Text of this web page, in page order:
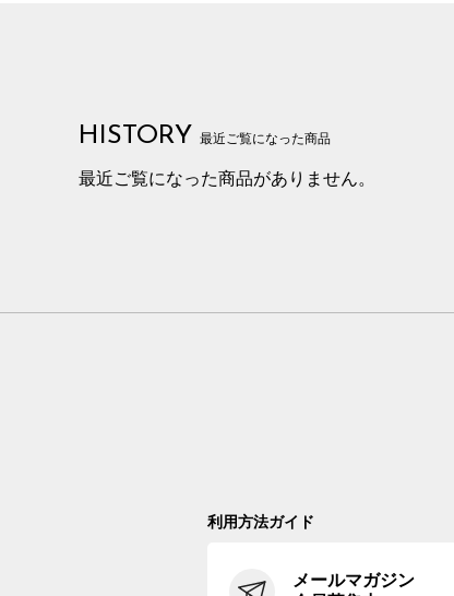
HISTORY 最近ご覧になった商品
最近ご覧になった商品がありません。
利用方法ガイド
メールマガジン